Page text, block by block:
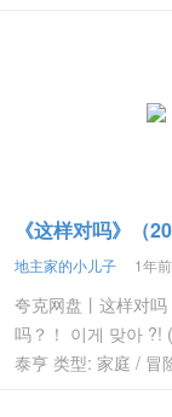
《这样对吗》（
地主家的小儿子 1年
夸克网盘丨这样对
吗？！ 이게 맞아 ?!
泰亨 类型: 家庭 / 冒